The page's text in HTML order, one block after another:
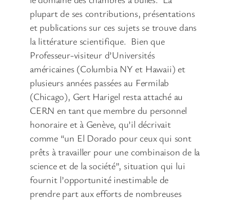
plupart de ses contributions, présentations
et publications sur ces sujets se trouve dans
la littérature scientifique. Bien que
Professeur-visiteur d’Universités
américaines (Columbia NY et Hawaii) et
plusieurs années passées au Fermilab
(Chicago), Gert Harigel resta attaché au
CERN en tant que membre du personnel
honoraire et à Genève, qu’il décrivait
comme “un El Dorado pour ceux qui sont
prêts à travailler pour une combinaison de la
science et de la société”, situation qui lui
fournit l’opportunité inestimable de
prendre part aux efforts de nombreuses